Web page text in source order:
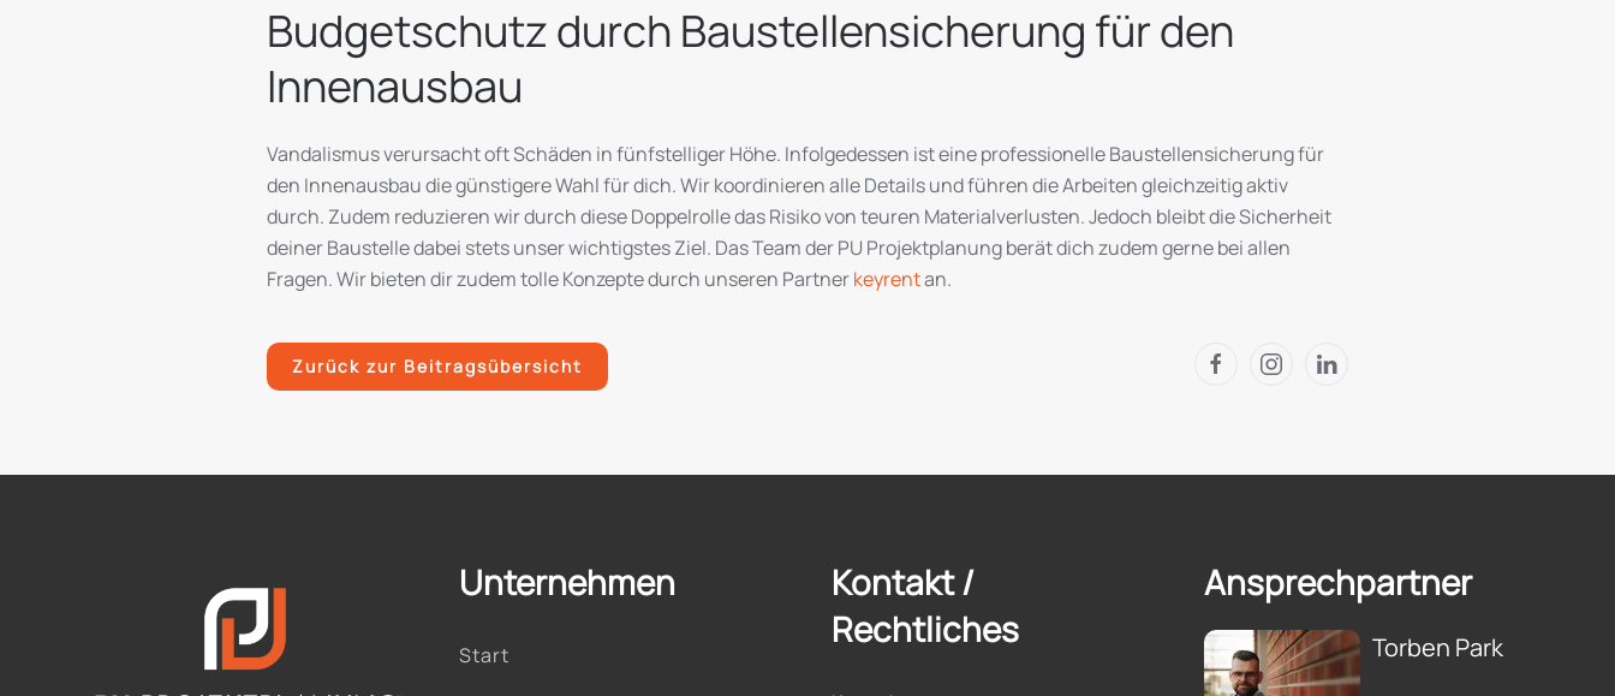
Budgetschutz durch Baustellensicherung für den
Innenausbau
Vandalismus verursacht oft Schäden in fünfstelliger Höhe. Infolgedessen ist eine professionelle Baustellensicherung für
den Innenausbau die günstigere Wahl für dich. Wir koordinieren alle Details und führen die Arbeiten gleichzeitig aktiv
durch. Zudem reduzieren wir durch diese Doppelrolle das Risiko von teuren Materialverlusten. Jedoch bleibt die Sicherheit
deiner Baustelle dabei stets unser wichtigstes Ziel. Das Team der PU Projektplanung berät dich zudem gerne bei allen
Fragen. Wir bieten dir zudem tolle Konzepte durch unseren Partnerkeyrentan.
Zurück zur Beitragsübersicht
Unternehmen
Start
Kontakt /
Rechtliches
Ansprechpartner
Torben Park